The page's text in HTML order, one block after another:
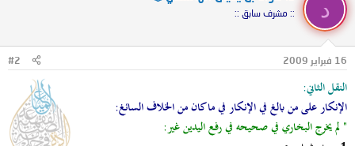
د :: مشرف سابق ::
16 فبراير 2009 #2
النقل الثاني:
الإنكار على من بالغ في الإنكار في ما كان من الخلاف السائغ:
" لم يخرج البخاري في صحيحه في رفع اليدين غير: